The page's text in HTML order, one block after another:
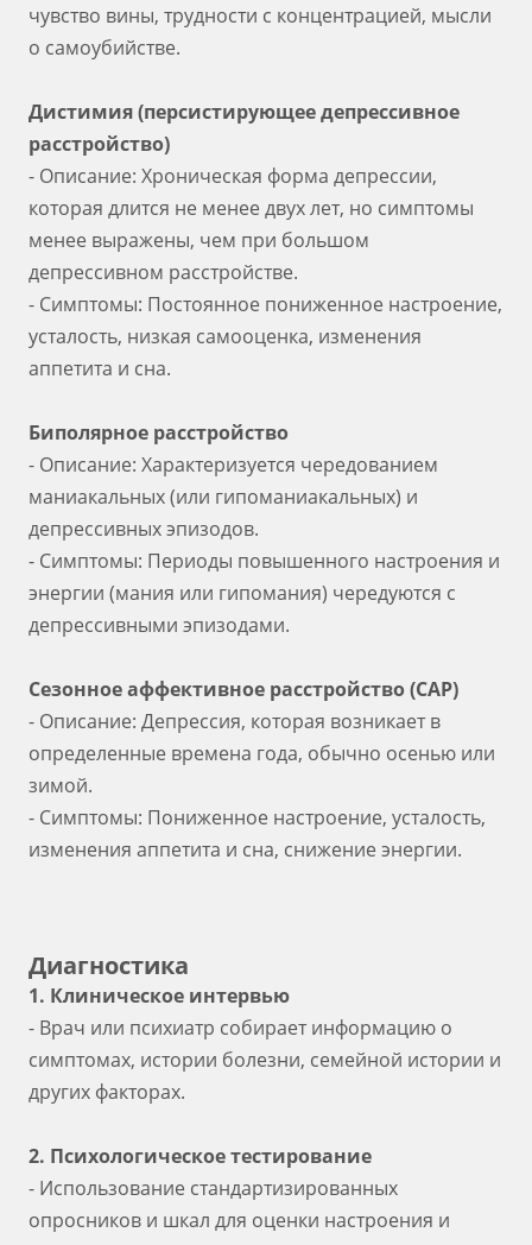
чувство вины, трудности с концентрацией, мысли
о самоубийстве.
Дистимия (персистирующее депрессивное
расстройство)
- Описание: Хроническая форма депрессии,
которая длится не менее двух лет, но симптомы
менее выражены, чем при большом
депрессивном расстройстве.
- Симптомы: Постоянное пониженное настроение,
усталость, низкая самооценка, изменения
аппетита и сна.
Биполярное расстройство
- Описание: Характеризуется чередованием
маниакальных (или гипоманиакальных) и
депрессивных эпизодов.
- Симптомы: Периоды повышенного настроения и
энергии (мания или гипомания) чередуются с
депрессивными эпизодами.
Сезонное аффективное расстройство (САР)
- Описание: Депрессия, которая возникает в
определенные времена года, обычно осенью или
зимой.
- Симптомы: Пониженное настроение, усталость,
изменения аппетита и сна, снижение энергии.
Диагностика
1. Клиническое интервью
- Врач или психиатр собирает информацию о
симптомах, истории болезни, семейной истории и
других факторах.
2. Психологическое тестирование
- Использование стандартизированных
опросников и шкал для оценки настроения и